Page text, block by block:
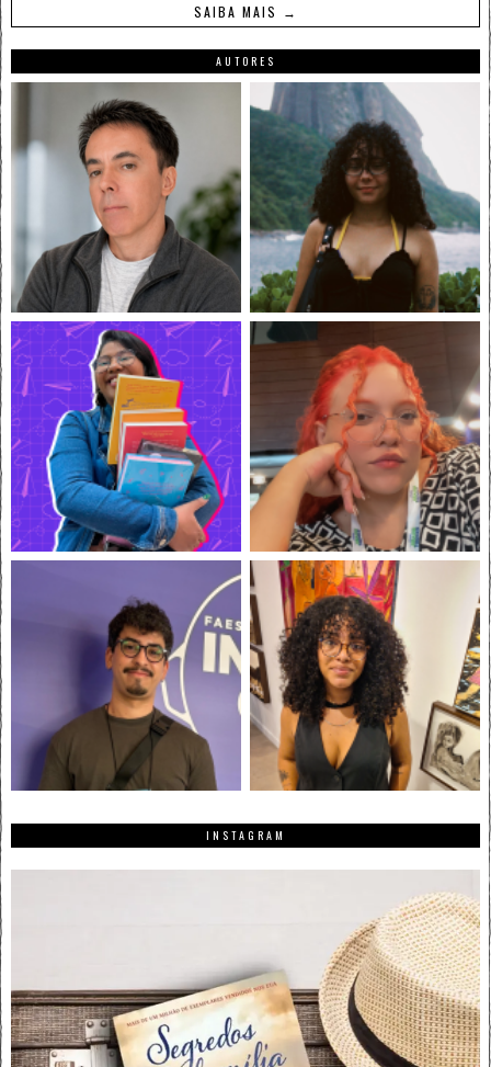
SAIBA MAIS →
AUTORES
INSTAGRAM